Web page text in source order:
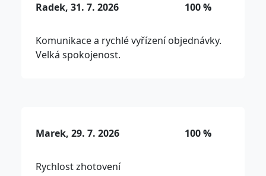
Radek, 31. 7. 2026 100 %
Komunikace a rychlé vyřízení objednávky.
Velká spokojenost.
Marek, 29. 7. 2026 100 %
Rychlost zhotovení